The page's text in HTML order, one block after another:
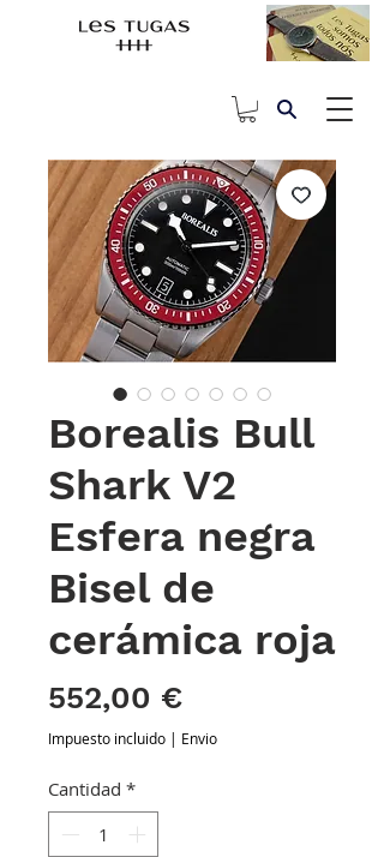
Borealis Bull
Shark V2
Esfera negra
Bisel de
cerámica roja
552,00 €Precio
Impuesto incluido | Envio
Cantidad *